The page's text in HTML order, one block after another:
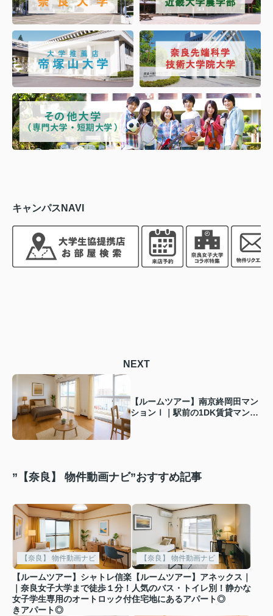
キャンパスNAVI
NEXT
【ルームツアー】南京終岡田マン
ションⅠ｜駅前の1DK賃貸マンシ
”【奈良】 物件動画ナビ”おすすめ記事
【奈良】 物件動画ナビ
【ルームツアー】シャトレ信楽
｜奈良女子大学まで徒歩１分！
女子学生専用のオートロック付
きアパート◎
【奈良】 物件動画ナビ
【ルームツアー】アネックス｜
人気のバス・トイレ別！静かな
住宅地にあるアパート◎